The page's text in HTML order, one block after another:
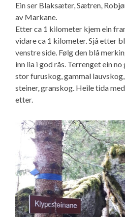
Ein ser Blaksæter, Sætren,
av Markane.
Etter ca 1 kilometer kjem ein
vidare ca 1 kilometer. Sjå etter
venstre side. Følg den blå
inn lia i god rås. Terrenget ein
stor furuskog, gammal
steiner, granskog. Heile tida
etter.